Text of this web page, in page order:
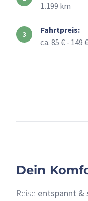
1.199 km
Fahrtpreis:
ca. 85 € - 149 €
Dein
Reise entspannt &